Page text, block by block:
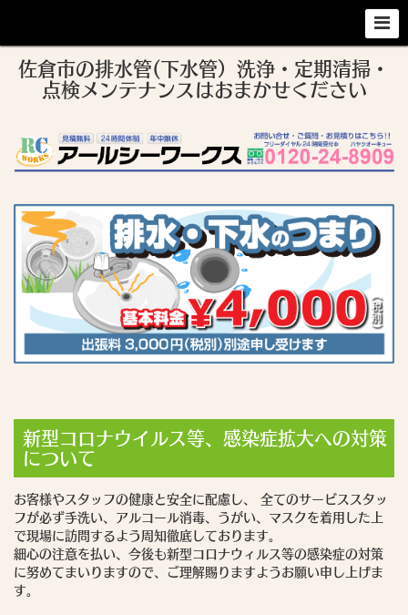
佐倉市の排水管(下水管）洗浄・定期清掃・
点検メンテナンスはおまかせください
新型コロナウイルス等、感染症拡大への対策
について
お客様やスタッフの健康と安全に配慮し、 全てのサービススタッ
フが必ず手洗い、アルコール消毒、うがい、マスクを着用した上
で現場に訪問するよう周知徹底しております。
細心の注意を払い、今後も新型コロナウィルス等の感染症の対策
に努めてまいりますので、ご理解賜りますようお願い申し上げま
す。